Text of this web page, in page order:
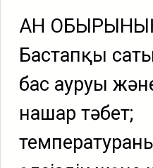
ҚАН
Бастапқы
бас ауруы
нашар тәбет;